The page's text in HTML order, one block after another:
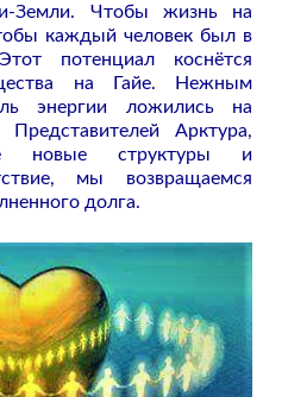
Земли. Чтобы жизнь на
каждый человек был в
потенциал коснётся
на Гайе. Нежным
энергии ложились на
Арктура,
новые структуры и
мы возвращаемся
долга.